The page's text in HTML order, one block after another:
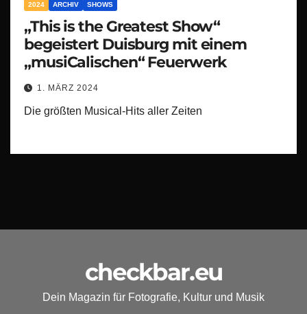
2024 ARCHIV SHOWS
„This is the Greatest Show“
begeistert Duisburg mit einem
„musiCalischen“ Feuerwerk
1. MÄRZ 2024
Die größten Musical-Hits aller Zeiten
checkbar.eu
Dein Magazin für Fotografie, Kultur und Musik